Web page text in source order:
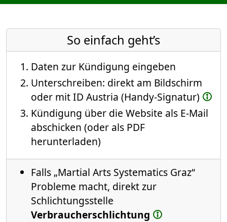
So einfach geht’s
Daten zur Kündigung eingeben
Unterschreiben: direkt am Bildschirm
oder mit ID Austria (Handy-Signatur)
Kündigung über die Website als E-Mail
abschicken (oder als PDF
herunterladen)
Falls „Martial Arts Systematics Graz“
Probleme macht, direkt zur
Schlichtungsstelle
Verbraucherschlichtung